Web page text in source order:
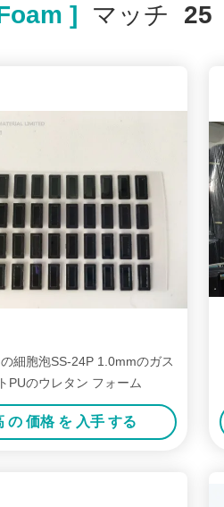
] マッチ 25
細胞泡SS-24P 1.0mmのガス
PUのウレタン フォーム
の 価格 を 入手 する